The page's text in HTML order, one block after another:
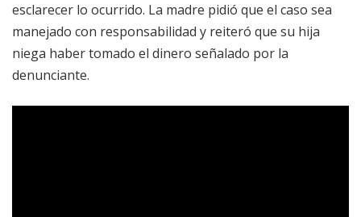
esclarecer lo ocurrido. La madre pidió que el caso sea
manejado con responsabilidad y reiteró que su hija
niega haber tomado el dinero señalado por la
denunciante.